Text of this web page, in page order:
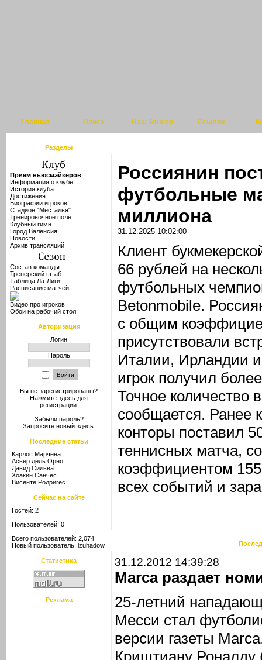
Главная Поиск Наш баннер Ссылки
Разделы
Прием ньюсмэйкеров
Информация о клубе
История клуба
Достижения
Биографии игроков
Стадион "Месталья"
Тренировочное поле
Клубный гимн
Город Валенсия
Новости
Архив трансляций
Состав команды
Тренерский штаб
Таблица Ла-Лиги
Расписание матчей
Видео про игроков
Обои на рабочий стол
Авторизация
Логин
Пароль
Вы не зарегистрированы?
Нажмите здесь для
регистрации.
Забыли пароль?
Запросите новый здесь.
Последние статьи
Карлос Марчена
Асьер дель Орно
Давид Сильва
Хоакин Санчес
Висенте Родригес
Сейчас на сайте
Гостей: 2
Пользователей: 0
Всего пользователей: 2,074
Новый пользователь: izuhadow
Статистика
Реклама
Россиянин
футбольные
миллиона
31.12.2025 10:02:00
Клиент
66 рублей на
футбольных
Betonmobile.
с общим
присутствовали
Италии, Ирландии
игрок получил
Точное количество
сообщается. Ранее
конторы поставил
теннисных матча,
коэффициентом
всех событий и
31.12.2012 14:39:28
Marca раздает
25-летний
Месси стал
версии газеты
Криштиану